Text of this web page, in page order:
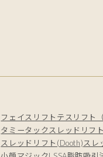
フェイスリフト テスリフト
タミータックスレッドリフ
スレッドリフト(Dooth)スレ